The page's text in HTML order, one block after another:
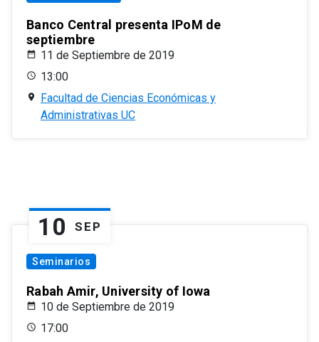
Banco Central presenta IPoM de
septiembre
11 de Septiembre de 2019
13:00
Facultad de Ciencias Económicas y
Administrativas UC
10 SEP
Seminarios
Rabah Amir, University of Iowa
10 de Septiembre de 2019
17:00